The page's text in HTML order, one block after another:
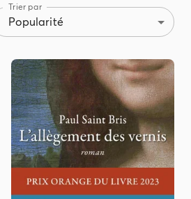
Trier par
Popularité